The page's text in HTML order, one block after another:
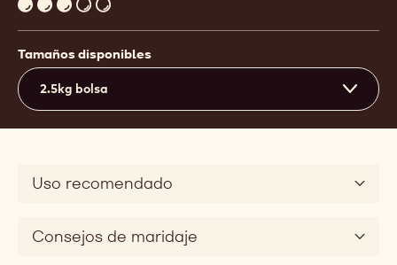
3
Tamaños disponibles
2.5kg bolsa
Uso recomendado
Consejos de maridaje